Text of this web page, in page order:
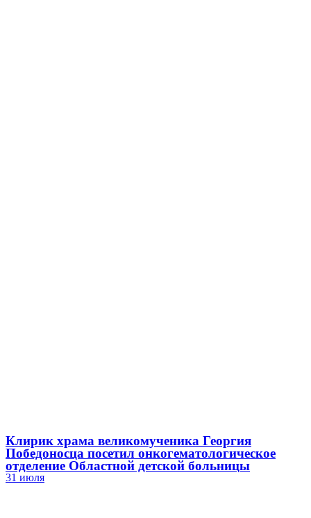
Клирик храма великомученика Георгия
Победоносца посетил онкогематологическое
отделение Областной детской больницы
31 июля